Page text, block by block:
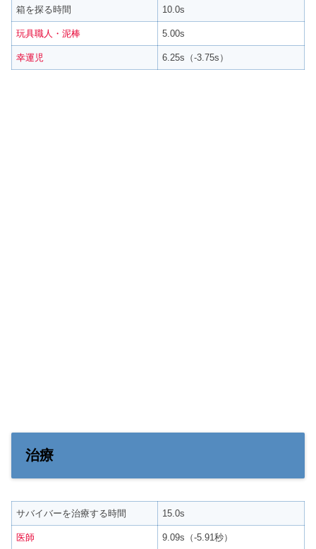
箱を探る時間 10.0s
玩具職人・泥棒 5.00s
幸運児 6.25s（-3.75s）
治療
サバイバーを治療する時間 15.0s
医師 9.09s（-5.91秒）